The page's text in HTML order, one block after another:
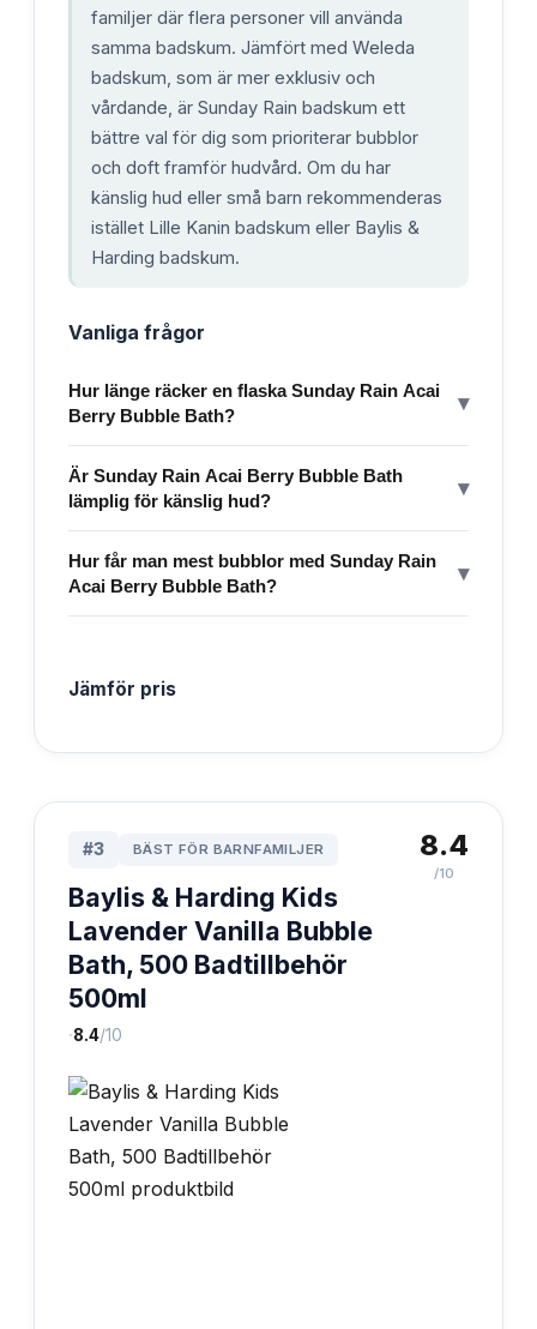
familjer där flera personer vill använda
samma badskum. Jämfört med Weleda
badskum, som är mer exklusiv och
vårdande, är Sunday Rain badskum ett
bättre val för dig som prioriterar bubblor
och doft framför hudvård. Om du har
känslig hud eller små barn rekommenderas
istället Lille Kanin badskum eller Baylis &
Harding badskum.
Vanliga frågor
Hur länge räcker en flaska Sunday Rain Acai
Berry Bubble Bath?
▾
Är Sunday Rain Acai Berry Bubble Bath
lämplig för känslig hud?
▾
Hur får man mest bubblor med Sunday Rain
Acai Berry Bubble Bath?
▾
Jämför pris
#3 BÄST FÖR BARNFAMILJER
Baylis & Harding Kids
Lavender Vanilla Bubble
Bath, 500 Badtillbehör
500ml
·8.4/10
8.4
/10